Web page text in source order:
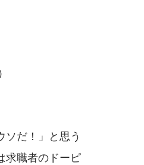
だ！」と思う
求職者のドーピ